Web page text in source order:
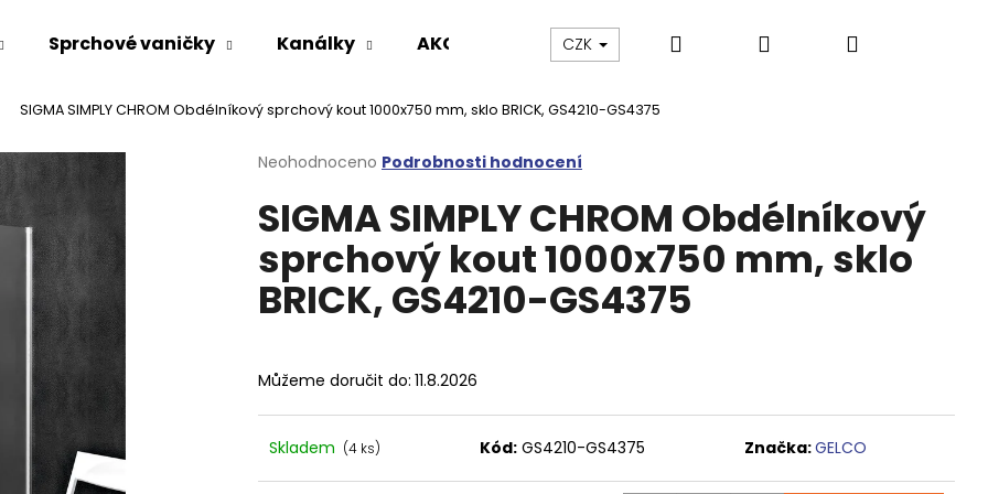
Sprchové vaničky Kanálky AKCE % Výprodej Vany a umyvadla
CZK Hledat PřihlášeníNákupní
SIGMA SIMPLY CHROM Obdélníkový sprchový kout 1000x750 mm, sklo BRICK, GS4210-GS4375
Průměrné
produktu
je
z
5
hvězdiček.
Neohodnoceno Podrobnosti hodnocení
SIGMA SIMPLY CHROM Obdélníkový
sprchový kout 1000x750 mm, sklo
BRICK, GS4210-GS4375
Můžeme doručit do: 11.8.2026
Skladem (4 ks) Kód: GS4210-GS4375 Značka:GELCO
Co potřebujete najít?
HLEDAT
Doporučujeme
VARIO SPRCHOVÁ ZÁSTĚNA 1000 MM VOLCANO CHROM SPRCHOVÉ DVEŘE